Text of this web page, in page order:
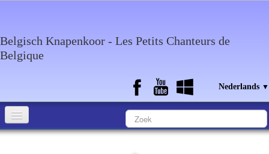
Belgisch Knapenkoor - Les Petits Chanteurs de
Belgique
Nederlands ▼